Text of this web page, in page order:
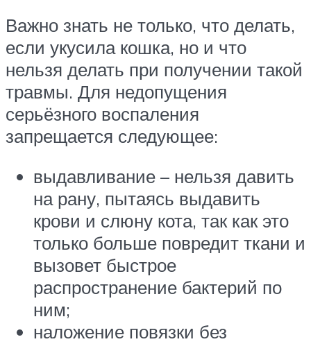
Важно знать не только, что делать,
если укусила кошка, но и что
нельзя делать при получении такой
травмы. Для недопущения
серьёзного воспаления
запрещается следующее:
выдавливание – нельзя давить
на рану, пытаясь выдавить
крови и слюну кота, так как это
только больше повредит ткани и
вызовет быстрое
распространение бактерий по
ним;
наложение повязки без